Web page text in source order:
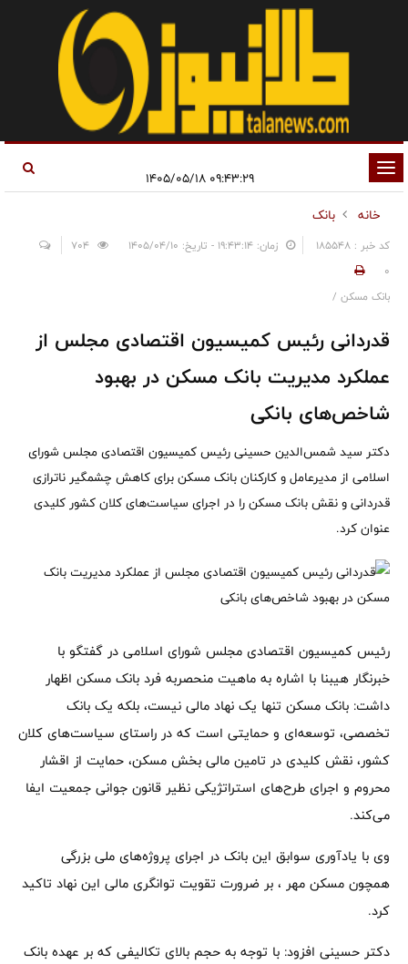
تغییر
وضعیت
ناوبری
خانه
بانک
کد خبر : 185548 زمان: ۱۹:۴۳:۱۴ - تاریخ: ۱۴۰۵/۰۴/۱۰
0
بانک مسکن /
قدردانی رئیس کمیسیون اقتصادی مجلس از
عملکرد مدیریت بانک مسکن در بهبود
شاخص‌های بانکی
دکتر سید شمس‌الدین حسینی رئیس کمیسیون اقتصادی مجلس شورای
اسلامی از مدیرعامل و کارکنان بانک مسکن برای کاهش چشمگیر ناترازی
قدردانی و نقش بانک مسکن را در اجرای سیاست‌های کلان کشور کلیدی
عنوان کرد.
رئیس کمیسیون اقتصادی مجلس شورای اسلامی در گفتگو با
خبرنگار هیبنا با اشاره به ماهیت منحصربه فرد بانک مسکن اظهار
داشت: بانک مسکن تنها یک نهاد مالی نیست، بلکه یک بانک
تخصصی، توسعه‌ای و حمایتی است که در راستای سیاست‌های کلان
کشور، نقش کلیدی در تامین مالی بخش مسکن، حمایت از اقشار
محروم و اجرای طرح‌های استراتژیکی نظیر قانون جوانی جمعیت ایفا
می‌کند.
وی با یادآوری سوابق این بانک در اجرای پروژه‌های ملی بزرگی
همچون مسکن مهر ، بر ضرورت تقویت توانگری مالی این نهاد تاکید
کرد.
دکتر حسینی افزود: با توجه به حجم بالای تکالیفی که بر عهده بانک